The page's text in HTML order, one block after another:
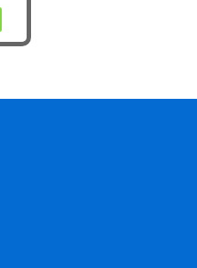
Dit
product
variaties.